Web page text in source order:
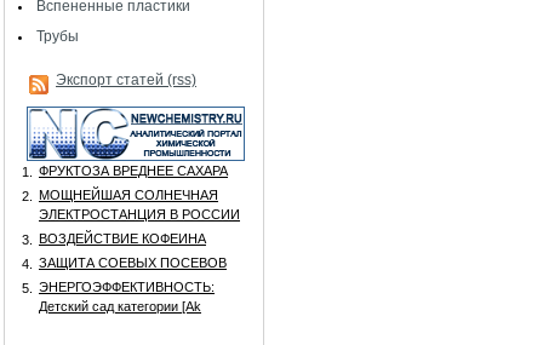
Вспененные пластики
Трубы
Экспорт статей (rss)
1.
ФРУКТОЗА ВРЕДНЕЕ САХАРА
2.
МОЩНЕЙШАЯ СОЛНЕЧНАЯ
ЭЛЕКТРОСТАНЦИЯ В РОССИИ
3.
ВОЗДЕЙСТВИЕ КОФЕИНА
4.
ЗАЩИТА СОЕВЫХ ПОСЕВОВ
5.
ЭНЕРГОЭФФЕКТИВНОСТЬ:
Детский сад категории [Аk